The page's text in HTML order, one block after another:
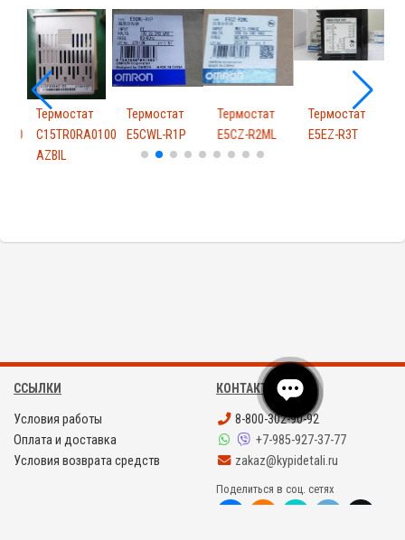
Термостат
C15TR0RA0100
AZBIL
Термостат
E5CWL-R1P
Термостат
E5CZ-R2ML
Термостат
E5EZ-R3T
ССЫЛКИ
Условия работы
Оплата и доставка
Условия возврата средств
КОНТАКТЫ
8-800-302-90-92
+7-985-927-37-77
zakaz@kypidetali.ru
Поделиться в соц. сетях